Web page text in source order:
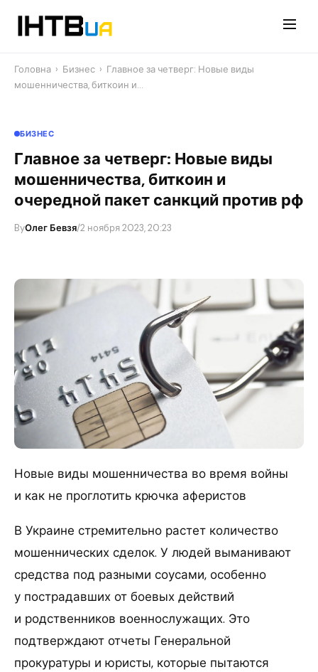
Головна › Бизнес › Главное за четверг: Новые виды
мошенничества, биткоин и…
БИЗНЕС
Главное за четверг: Новые виды
мошенничества, биткоин и
очередной пакет санкций против рф
ByОлег Бевзя/2 ноября 2023, 20:23
Новые виды мошенничества во время войны
и как не проглотить крючка аферистов
В Украине стремительно растет количество
мошеннических сделок. У людей выманивают
средства под разными соусами, особенно
у пострадавших от боевых действий
и родственников военнослужащих. Это
подтверждают отчеты Генеральной
прокуратуры и юристы, которые пытаются